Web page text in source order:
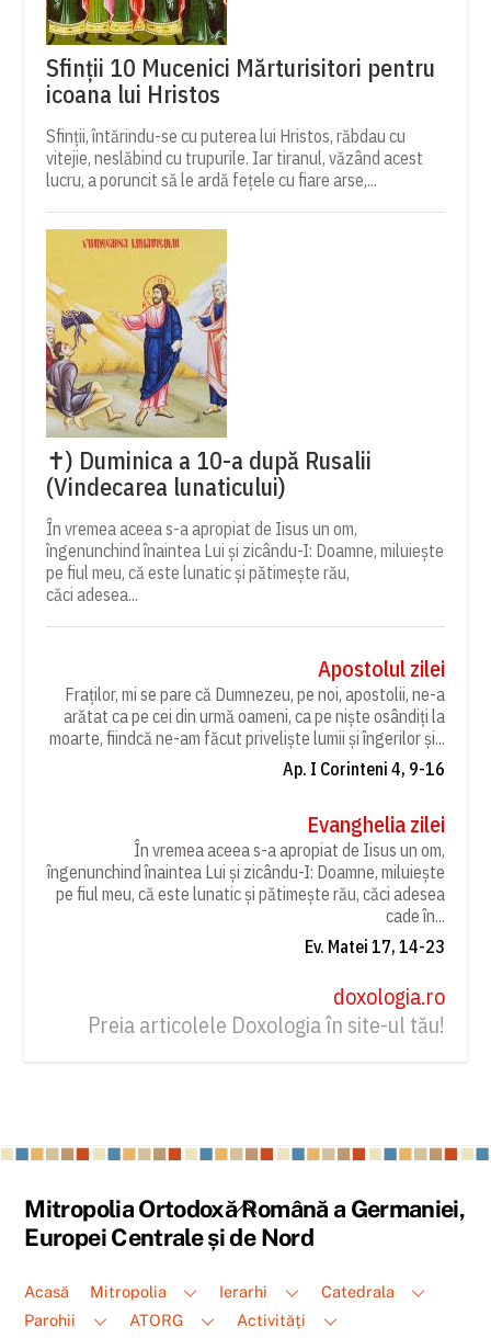
Sfinții 10 Mucenici Mărturisitori pentru
icoana lui Hristos
Sfinții, întărindu-se cu puterea lui Hristos, răbdau cu
vitejie, neslăbind cu trupurile. Iar tiranul, văzând acest
lucru, a poruncit să le ardă fețele cu fiare arse,...
✝) Duminica a 10-a după Rusalii
(Vindecarea lunaticului)
În vremea aceea s-a apropiat de Iisus un om,
îngenunchind înaintea Lui și zicându-I: Doamne, miluiește
pe fiul meu, că este lunatic și pătimește rău,
căci adesea...
Apostolul zilei
Fraților, mi se pare că Dumnezeu, pe noi, apostolii, ne-a
arătat ca pe cei din urmă oameni, ca pe niște osândiți la
moarte, fiindcă ne-am făcut priveliște lumii și îngerilor și...
Ap. I Corinteni 4, 9-16
Evanghelia zilei
În vremea aceea s-a apropiat de Iisus un om,
îngenunchind înaintea Lui și zicându-I: Doamne, miluiește
pe fiul meu, că este lunatic și pătimește rău, căci adesea
cade în...
Ev. Matei 17, 14-23
doxologia.ro
Preia articolele Doxologia în site-ul tău!
Back
To
Mitropolia Ortodoxă Română a Germaniei,
Europei Centrale și de Nord
Acasă Mitropolia Ierarhi
Catedrala
Parohii
ATORG Activități